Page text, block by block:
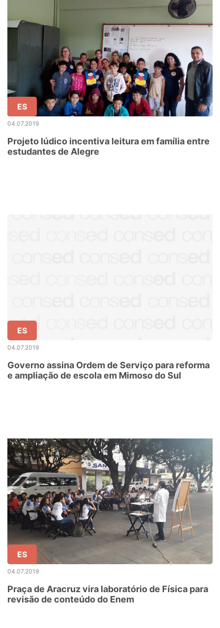
ES
04.07.2019
Projeto lúdico incentiva leitura em família entre
estudantes de Alegre
ES
04.07.2019
Governo assina Ordem de Serviço para reforma
e ampliação de escola em Mimoso do Sul
ES
04.07.2019
Praça de Aracruz vira laboratório de Física para
revisão de conteúdo do Enem